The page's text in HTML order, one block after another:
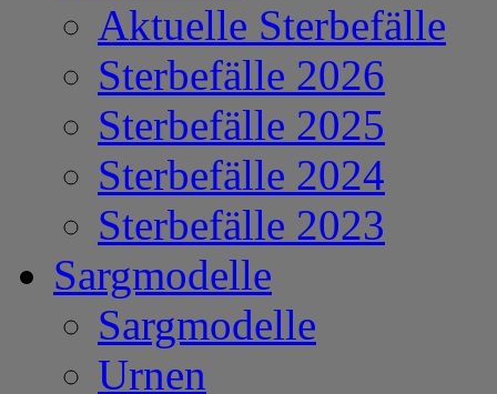
Aktuelle Sterbefälle
Sterbefälle 2026
Sterbefälle 2025
Sterbefälle 2024
Sterbefälle 2023
Sargmodelle
Sargmodelle
Urnen